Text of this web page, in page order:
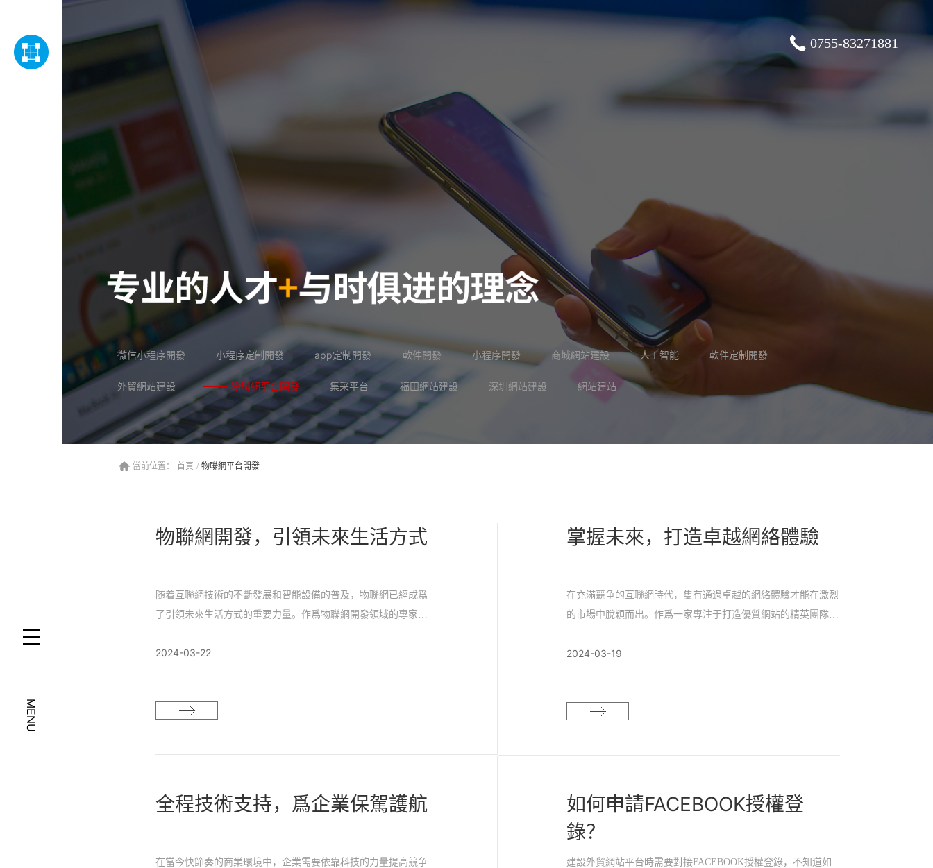
MENU
0755-83271881
微信小程序開發 小程序定制開發 app定制開發 軟件開發 小程序開發 商城網站建設 人工智能 軟件定制開發
外貿網站建設 物聯網平台開發 集采平台 福田網站建設 深圳網站建設 網站建站
當前位置： 首頁 / 物聯網平台開發
物聯網開發，引領未來生活方式
随着互聯網技術的不斷發展和智能設備的普及，物聯網已經成爲
了引領未來生活方式的重要力量。作爲物聯網開發領域的專家，
活體驗，同時也爲企業創造了無限商機。
2024-03-22
掌握未來，打造卓越網絡體驗
在充滿競争的互聯網時代，隻有通過卓越的網絡體驗才能在激烈
的市場中脫穎而出。作爲一家專注于打造優質網站的精英團隊，
造卓越的用戶體驗。
2024-03-19
全程技術支持，爲企業保駕護航
在當今快節奏的商業環境中，企業需要依靠科技的力量提高競争
如何申請FACEBOOK授權登
錄？
建設外貿網站平台時需要對接FACEBOOK授權登錄，不知道如